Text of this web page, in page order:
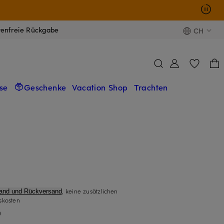
Rückgabe CH
Geschenke Vacation Shop Trachten
und Rückversand, keine zusätzlichen